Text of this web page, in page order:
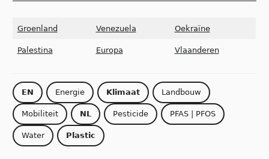
Groenland Venezuela Oekraïne
Palestina Europa Vlaanderen
EN Energie Klimaat Landbouw
Mobiliteit NL Pesticide PFAS | PFOS
Water Plastic